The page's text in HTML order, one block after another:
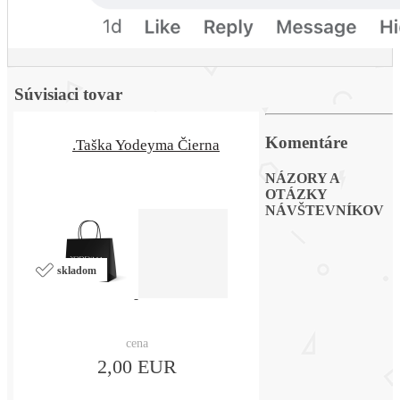
Súvisiaci tovar
.Taška Yodeyma Čierna
cena
2,00 EUR
skladom
Komentáre
NÁZORY A
OTÁZKY
NÁVŠTEVNÍKOV